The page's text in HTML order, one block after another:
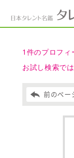
1件のプロフィ
お試し検索で
前のペー